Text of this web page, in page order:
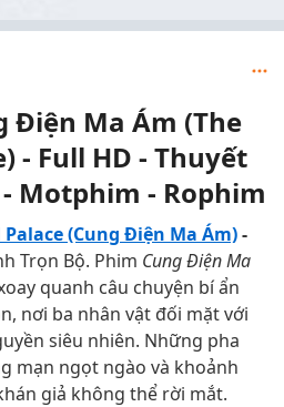
Điện Ma Ám (The
- Full HD - Thuyết
Motphim - Rophim
(Cung Điện Ma Ám)-
Trọn Bộ. Phim Cung Điện Ma
quanh câu chuyện bí ẩn
nơi ba nhân vật đối mặt với
siêu nhiên. Những pha
mạn ngọt ngào và khoảnh
giả không thể rời mắt.